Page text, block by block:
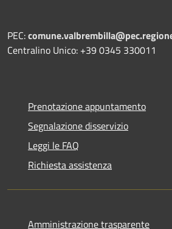
PEC:
Centralino Unico: +39 0345 330011
Prenotazione appuntamento
Segnalazione disservizio
Leggi le FAQ
Richiesta assistenza
Amministrazione trasparente